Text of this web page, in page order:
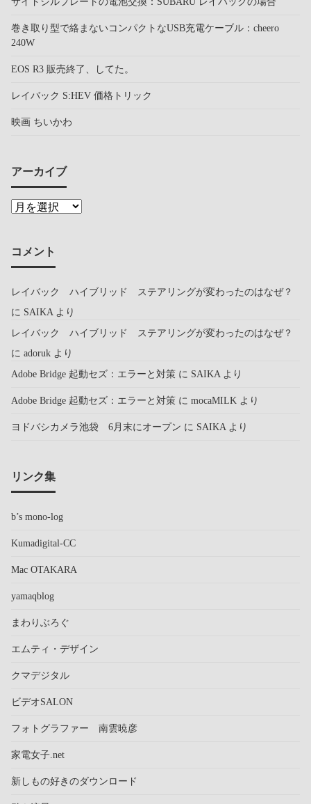
巻き取り型で絡まないコンパクトなUSB充電ケーブル：cheero
240W
EOS R3 販売終了、してた。
レイバック S:HEV 価格トリック
映画 ちいかわ
アーカイブ
コメント
レイバック ハイブリッド ステアリングが変わったのはなぜ？
に SAIKAより
レイバック ハイブリッド ステアリングが変わったのはなぜ？
に adoruk より
Adobe Bridge 起動セズ：エラーと対策 に SAIKAより
Adobe Bridge 起動セズ：エラーと対策 に mocaMILK より
ヨドバシカメラ池袋 6月末にオープン に SAIKAより
リンク集
b’s mono-log
Kumadigital-CC
Mac OTAKARA
yamaqblog
まわりぶろぐ
エムティ・デザイン
クマデジタル
ビデオSALON
フォトグラファー 南雲暁彦
家電女子.net
新しもの好きのダウンロード